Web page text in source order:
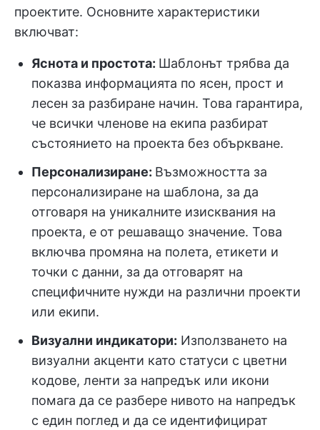
проектите. Основните характеристики
включват:
Яснота и простота: Шаблонът трябва да
показва информацията по ясен, прост и
лесен за разбиране начин. Това гарантира,
че всички членове на екипа разбират
състоянието на проекта без объркване.
Персонализиране: Възможността за
персонализиране на шаблона, за да
отговаря на уникалните изисквания на
проекта, е от решаващо значение. Това
включва промяна на полета, етикети и
точки с данни, за да отговарят на
специфичните нужди на различни проекти
или екипи.
Визуални индикатори: Използването на
визуални акценти като статуси с цветни
кодове, ленти за напредък или икони
помага да се разбере нивото на напредък
с един поглед и да се идентифицират